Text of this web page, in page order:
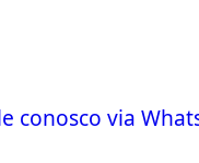
conosco via